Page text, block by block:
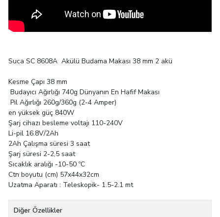
Suca SC 8608A Akülü Budama Makası 38 mm 2 akü
Kesme Çapı 38 mm
Budayıcı Ağırlığı 740g Dünyanın En Hafif Makası
Pil Ağırlığı 260g/360g (2-4 Amper)
en yüksek güç 840W
Şarj cihazı besleme voltajı 110-240V
Li-pil 16.8V/2Ah
2Ah Çalışma süresi 3 saat
Şarj süresi 2-2,5 saat
Sıcaklık aralığı -10-50 ºC
Ctn boyutu (cm) 57x44x32cm
Uzatma Aparatı : Teleskopik- 1.5-2.1 mt
Diğer Özellikler